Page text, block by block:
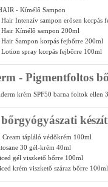
- Kímélő Sampon
Intenzív sampon erősen korpás
Kímélő sampon 200ml
Sampon korpás fejbőrre 200ml
Lotion spray korpás fejbőrre 100ml
- Pigmentfoltos
krém SPF50 barna foltok ellen
Cream tápláló védőkrém 100ml
30 gél-krém 40ml
gél viszkető bőrre 100ml
krém viszkető száraz bőrre 100ml